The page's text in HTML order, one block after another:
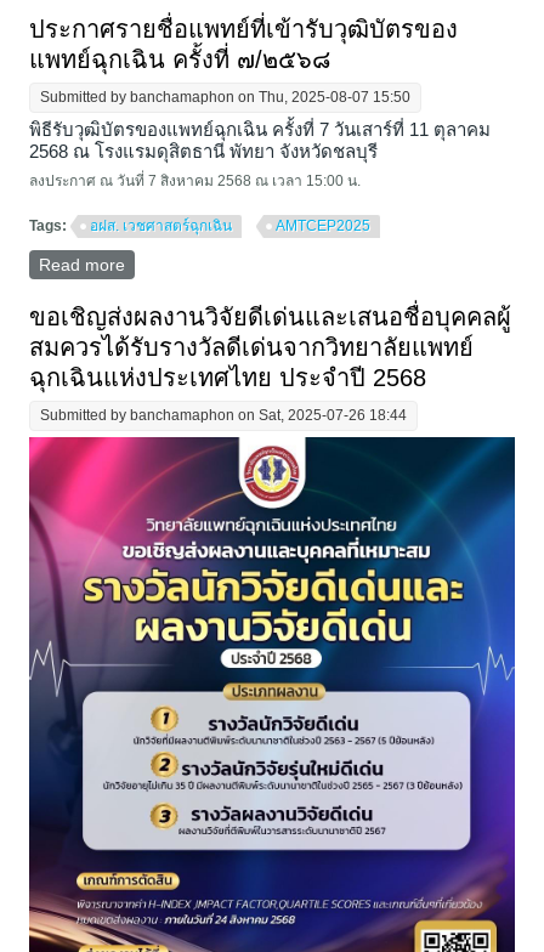
ประกาศรายชื่อแพทย์ที่เข้ารับวุฒิบัตรของ
แพทย์ฉุกเฉิน ครั้งที่ ๗/๒๕๖๘
Submitted bybanchamaphon on Thu, 2025-08-07 15:50
พิธีรับวุฒิบัตรของแพทย์ฉุกเฉิน ครั้งที่ 7 วันเสาร์ที่ 11 ตุลาคม
2568 ณ โรงแรมดุสิตธานี พัทยา จังหวัดชลบุรี
ลงประกาศ ณ วันที่ 7 สิงหาคม 2568 ณ เวลา 15:00 น.
Tags: อฝส. เวชศาสตร์ฉุกเฉิน AMTCEP2025
Read more
ขอเชิญส่งผลงานวิจัยดีเด่นและเสนอชื่อบุคคลผู้
สมควรได้รับรางวัลดีเด่นจากวิทยาลัยแพทย์
ฉุกเฉินแห่งประเทศไทย ประจำปี 2568
Submitted bybanchamaphon on Sat, 2025-07-26 18:44